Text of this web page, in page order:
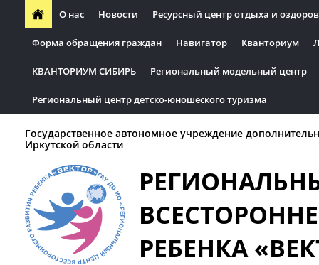
О нас Новости Ресурсный центр отдыха и
Форма обращения граждан Навигатор Кванториум
КВАНТОРИУМ СИБИРЬ Региональный модельный центр
Региональный центр детско-юношеского туризма
Государственное автономное учреждение
Иркутской области
РЕБЕНКА